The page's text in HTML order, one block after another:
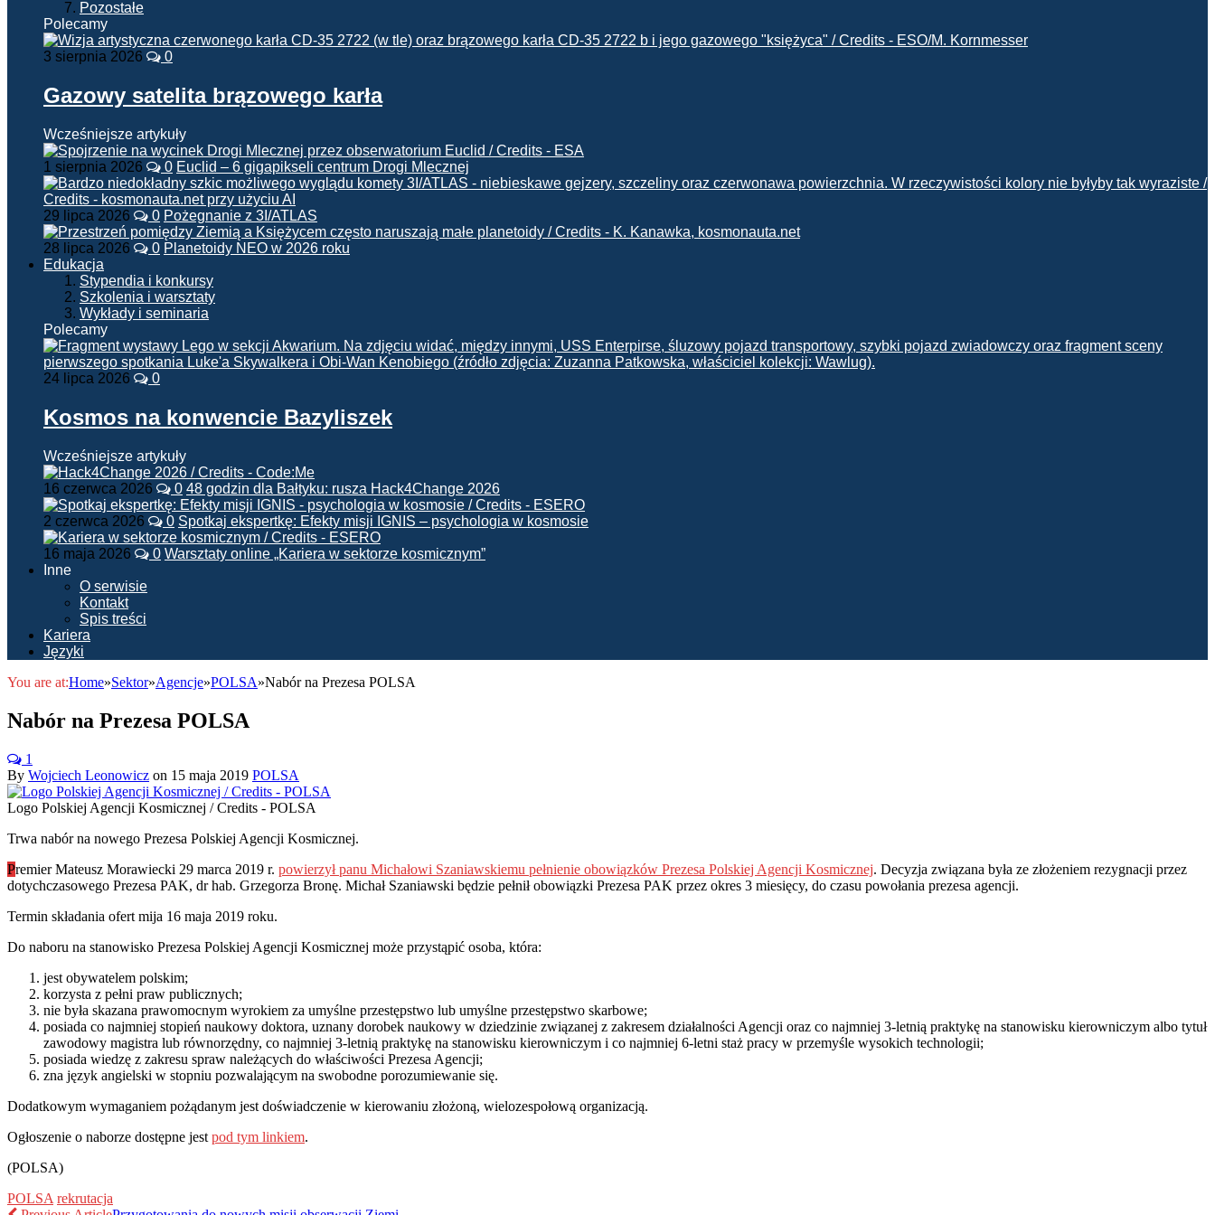
Pozostałe
Polecamy
3 sierpnia 2026 0
Gazowy satelita brązowego karła
Wcześniejsze artykuły
1 sierpnia 2026 0 Euclid – 6 gigapikseli centrum Drogi Mlecznej
29 lipca 2026 0 Pożegnanie z 3I/ATLAS
28 lipca 2026 0 Planetoidy NEO w 2026 roku
Edukacja
Stypendia i konkursy
Szkolenia i warsztaty
Wykłady i seminaria
Polecamy
24 lipca 2026 0
Kosmos na konwencie Bazyliszek
Wcześniejsze artykuły
16 czerwca 2026 0 48 godzin dla Bałtyku: rusza Hack4Change 2026
2 czerwca 2026 0 Spotkaj ekspertkę: Efekty misji IGNIS – psychologia w kosmosie
16 maja 2026 0 Warsztaty online „Kariera w sektorze kosmicznym”
Inne
O serwisie
Kontakt
Spis treści
Kariera
Języki
You are at:Home»Sektor»Agencje»POLSA»Nabór na Prezesa POLSA
Nabór na Prezesa POLSA
1
By Wojciech Leonowicz on 15 maja 2019 POLSA
Logo Polskiej Agencji Kosmicznej / Credits - POLSA
Trwa nabór na nowego Prezesa Polskiej Agencji Kosmicznej.
Premier Mateusz Morawiecki 29 marca 2019 r. powierzył panu Michałowi Szaniawskiemu pełnienie obowiązków Prezesa Polskiej Agencji Kosmicznej. Decyzja związana była ze złożeniem rezygnacji przez
dotychczasowego Prezesa PAK, dr hab. Grzegorza Bronę. Michał Szaniawski będzie pełnił obowiązki Prezesa PAK przez okres 3 miesięcy, do czasu powołania prezesa agencji.
Termin składania ofert mija 16 maja 2019 roku.
Do naboru na stanowisko Prezesa Polskiej Agencji Kosmicznej może przystąpić osoba, która:
jest obywatelem polskim;
korzysta z pełni praw publicznych;
nie była skazana prawomocnym wyrokiem za umyślne przestępstwo lub umyślne przestępstwo skarbowe;
posiada co najmniej stopień naukowy doktora, uznany dorobek naukowy w dziedzinie związanej z zakresem działalności Agencji oraz co najmniej 3-letnią praktykę na stanowisku kierowniczym albo tytuł
zawodowy magistra lub równorzędny, co najmniej 3-letnią praktykę na stanowisku kierowniczym i co najmniej 6-letni staż pracy w przemyśle wysokich technologii;
posiada wiedzę z zakresu spraw należących do właściwości Prezesa Agencji;
zna język angielski w stopniu pozwalającym na swobodne porozumiewanie się.
Dodatkowym wymaganiem pożądanym jest doświadczenie w kierowaniu złożoną, wielozespołową organizacją.
Ogłoszenie o naborze dostępne jest pod tym linkiem.
(POLSA)
POLSA rekrutacja